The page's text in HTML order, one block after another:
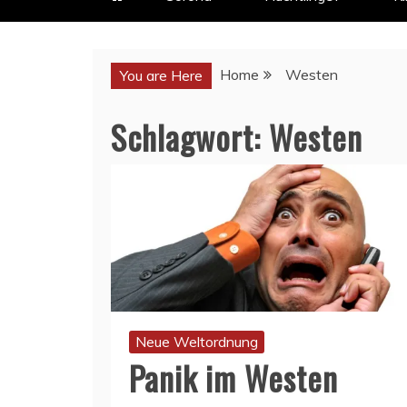
You are Here Home Westen
Schlagwort:Westen
Neue Weltordnung
Panik im Westen